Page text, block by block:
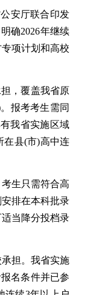
安厅联合印发
确2026年继续
项计划和高校
，覆盖我省原
报考考生需同
我省实施区域
在县(市)高中连
生只需符合高
排在本科批录
当降分投档录
担。我省实施
名条件并已参